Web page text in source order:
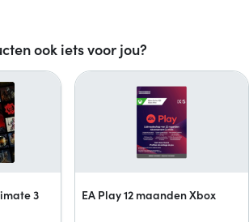
ook iets voor jou?
3
EA Play 12 maanden Xbox